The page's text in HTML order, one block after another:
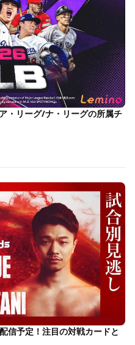
・リーグ/ナ・リーグの所属チ
信予定！注目の対戦カードと